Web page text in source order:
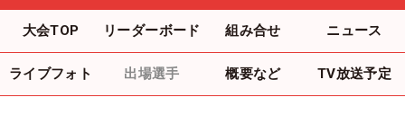
大会TOP リーダーボード 組み合せ ニュース
ライブフォト 出場選手 概要など TV放送予定